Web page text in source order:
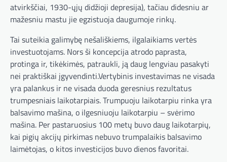
atvirkščiai, 1930-ųjų didžioji depresija), tačiau didesniu ar
mažesniu mastu jie egzistuoja daugumoje rinkų.
Tai suteikia galimybę nešališkiems, ilgalaikiams vertės
investuotojams. Nors ši koncepcija atrodo paprasta,
protinga ir, tikėkimės, patraukli, ją daug lengviau pasakyti
nei praktiškai įgyvendinti.Vertybinis investavimas ne visada
yra palankus ir ne visada duoda geresnius rezultatus
trumpesniais laikotarpiais. Trumpuoju laikotarpiu rinka yra
balsavimo mašina, o ilgesniuoju laikotarpiu – svėrimo
mašina. Per pastaruosius 100 metų buvo daug laikotarpių,
kai pigių akcijų pirkimas nebuvo trumpalaikis balsavimo
laimėtojas, o kitos investicijos buvo dienos favoritai.